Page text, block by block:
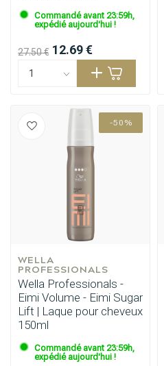
Produits de coiffage
Commandé avant 23:59h,
expédié aujourd'hui !
27.50 € 12.69 €
-50%
WELLA
PROFESSIONALS
Wella Professionals -
Eimi Volume - Eimi Sugar
Lift | Laque pour cheveux
150ml
Commandé avant 23:59h,
expédié aujourd'hui !